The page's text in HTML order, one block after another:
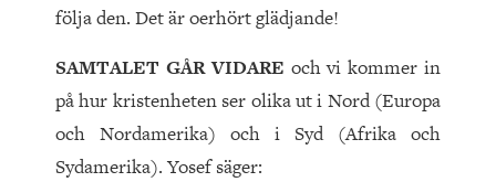
följa den. Det är oerhört glädjande!
SAMTALET GÅR VIDARE och vi kommer in
på hur kristenheten ser olika ut i Nord (Europa
och Nordamerika) och i Syd (Afrika och
Sydamerika). Yosef säger: